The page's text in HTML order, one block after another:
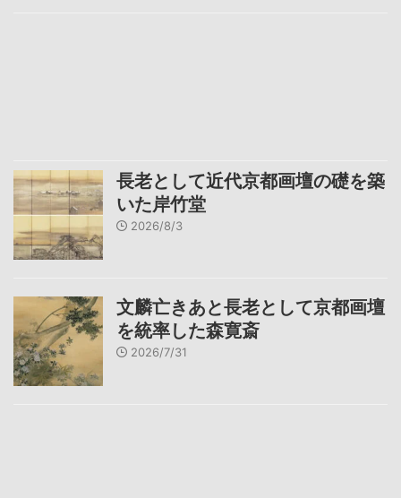
長老として近代京都画壇の礎を築
いた岸竹堂
2026/8/3
文麟亡きあと長老として京都画壇
を統率した森寛斎
2026/7/31